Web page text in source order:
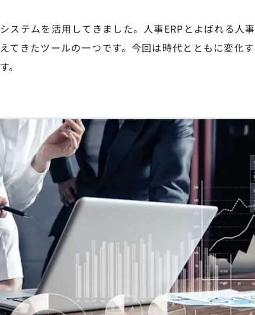
ステムを活用してきました。人事ERPとよばれる人事
てきたツールの一つです。今回は時代とともに変化す
。